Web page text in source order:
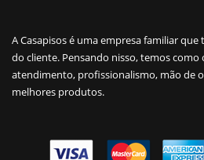
A Casapisos é uma empresa familiar
do cliente. Pensando nisso, temos
atendimento, profissionalismo, mão de
melhores produtos.